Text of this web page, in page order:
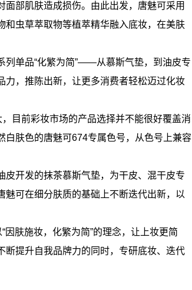
部肌肤造成损伤。由此出发，唐魅可采用
和虫草萃取物等植萃精华融入底妆，在美肤
列单品“化繁为简”——从慕斯气垫，到油皮专
力，推陈出新，让更多消费者轻松迈过化妆
目前彩妆市场的产品选择并不能很好覆盖消
白肤色的唐魅可674专属色号，从色号上兼容
皮开发的抹茶慕斯气垫，为干皮、混干皮专
可在细分肤质的基础上不断迭代出新，以
因肤施妆，化繁为简”的理念，让上妆更简
断提升自我品牌力的同时，专研底妆、迭代